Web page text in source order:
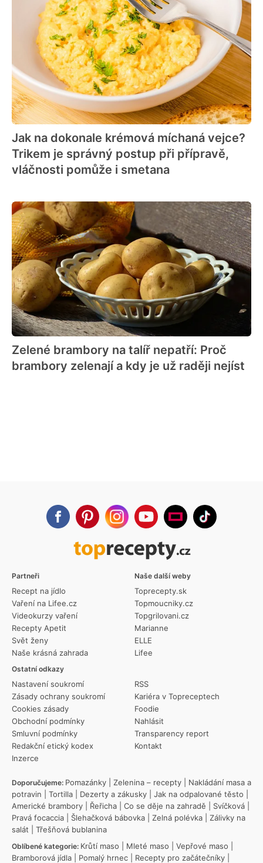
Jak na dokonale krémová míchaná vejce?
Trikem je správný postup při přípravě,
vláčnosti pomůže i smetana
Zelené brambory na talíř nepatří: Proč
brambory zelenají a kdy je už raději nejíst
Partneři
Recept na jídlo
Vaření na Lifee.cz
Videokurzy vaření
Recepty Apetit
Svět ženy
Naše krásná zahrada
Ostatní odkazy
Nastavení soukromí
Zásady ochrany soukromí
Cookies zásady
Obchodní podmínky
Smluvní podmínky
Redakční etický kodex
Inzerce
RSS
Kariéra v Topreceptech
Foodie
Nahlásit
Transparency report
Kontakt
Naše další weby
Toprecepty.sk
Topmoucniky.cz
Topgrilovani.cz
Marianne
ELLE
Lifee
Doporučujeme: Pomazánky Zelenina – recepty
Nakládání masa a
potravin
Tortilla Dezerty a zákusky Jak na odpalované těsto
Americké brambory
Řeřicha Co se děje na zahradě Svíčková
Pravá focaccia
Šlehačková bábovka Zelná polévka
Zálivky na
salát
Třešňová bublanina
Oblíbené kategorie: Krůtí maso Mleté maso Vepřové maso
Bramborová jídla
Pomalý hrnec Recepty pro začátečníky